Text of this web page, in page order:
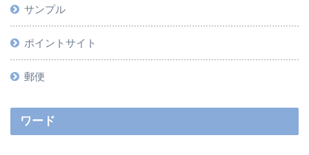
サンプル
ポイントサイト
郵便
ワード